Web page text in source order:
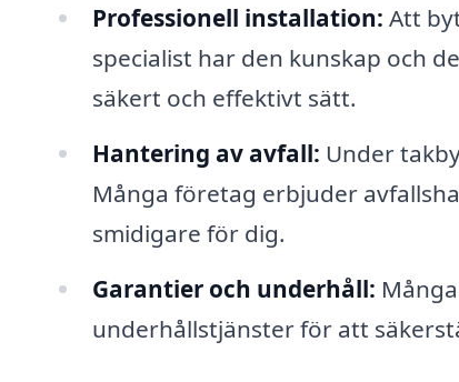
Professionell installation: Att
specialist har den kunskap och
säkert och effektivt sätt.
Hantering av avfall: Under
Många företag erbjuder
smidigare för dig.
Garantier och underhåll:
underhållstjänster för att